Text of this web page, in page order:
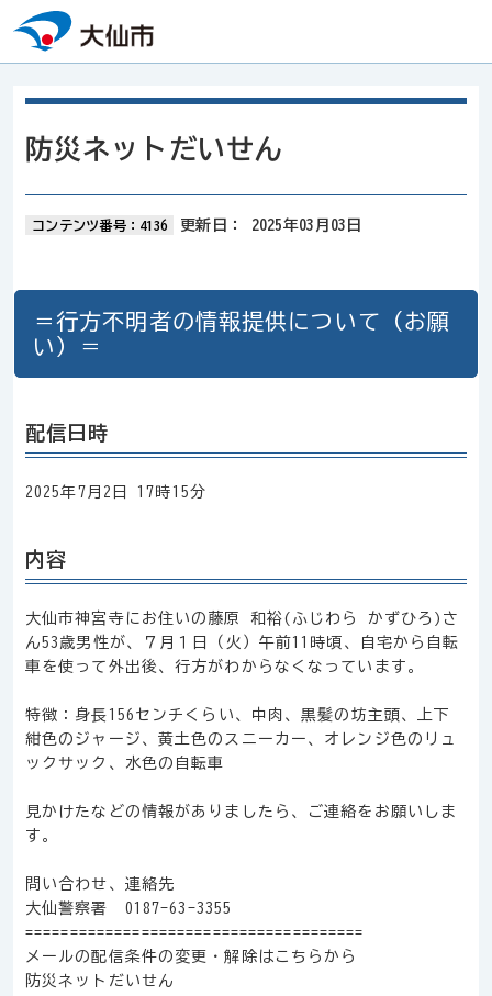
本文へスキップ
防災ネットだいせん
コンテンツ番号：4136 更新日： 2025年03月03日
＝行方不明者の情報提供について（お願
い）＝
配信日時
2025年7月2日 17時15分
内容
大仙市神宮寺にお住いの藤原 和裕(ふじわら かずひろ)さ
ん53歳男性が、７月１日（火）午前11時頃、自宅から自転
車を使って外出後、行方がわからなくなっています。
特徴：身長156センチくらい、中肉、黒髪の坊主頭、上下
紺色のジャージ、黄土色のスニーカー、オレンジ色のリュ
ックサック、水色の自転車
見かけたなどの情報がありましたら、ご連絡をお願いしま
す。
問い合わせ、連絡先
大仙警察署 0187-63-3355
======================================
メールの配信条件の変更・解除はこちらから
防災ネットだいせん